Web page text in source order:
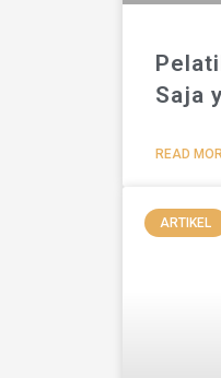
Saja
READ
ARTIKEL